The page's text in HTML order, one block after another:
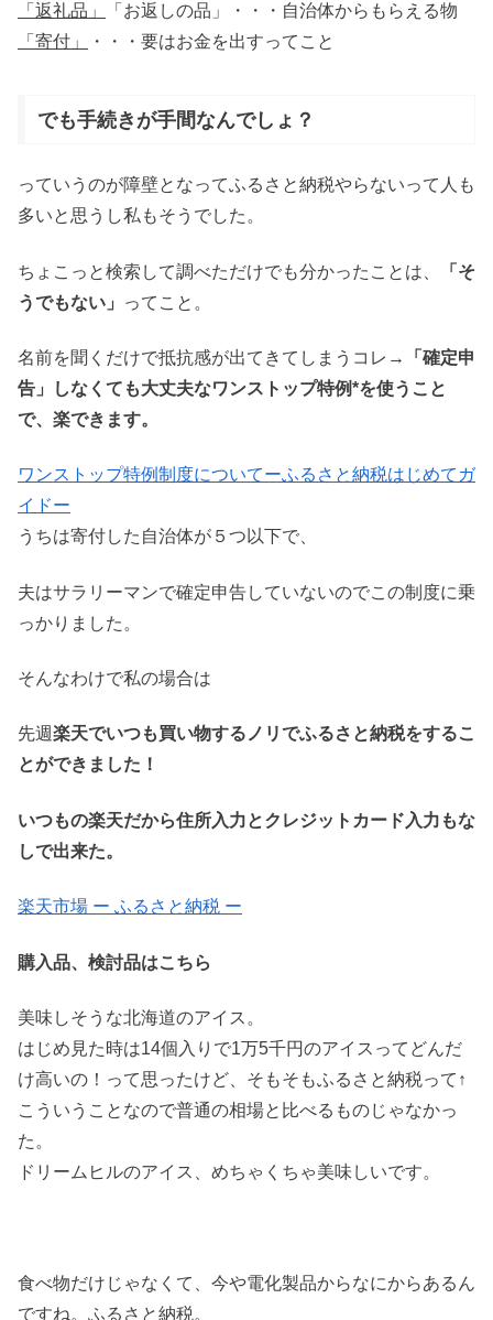
「返礼品」
「お返しの品」・・・自治体からもらえる物
「寄付」
・・・要はお金を出すってこと
でも手続きが手間なんでしょ？
っていうのが障壁となってふるさと納税やらないって人も
多いと思うし私もそうでした。
ちょこっと検索して調べただけでも分かったことは、
「そ
うでもない」
ってこと。
名前を聞くだけで抵抗感が出てきてしまうコレ→
「確定申
告」しなくても大丈夫なワンストップ特例*を使うこと
で、楽できます。
ワンストップ特例制度についてーふるさと納税はじめてガ
イドー
うちは寄付した自治体が５つ以下で、
夫はサラリーマンで確定申告していないのでこの制度に乗
っかりました。
そんなわけで私の場合は
先週楽天でいつも買い物するノリでふるさと納税をするこ
とができました！
いつもの楽天だから住所入力とクレジットカード入力もな
しで出来た。
楽天市場 ー ふるさと納税 ー
購入品、検討品はこちら
美味しそうな北海道のアイス。
はじめ見た時は14個入りで1万5千円のアイスってどんだ
け高いの！って思ったけど、そもそもふるさと納税って↑
こういうことなので普通の相場と比べるものじゃなかっ
た。
ドリームヒルのアイス、めちゃくちゃ美味しいです。
食べ物だけじゃなくて、今や電化製品からなにからあるん
ですね。ふるさと納税。